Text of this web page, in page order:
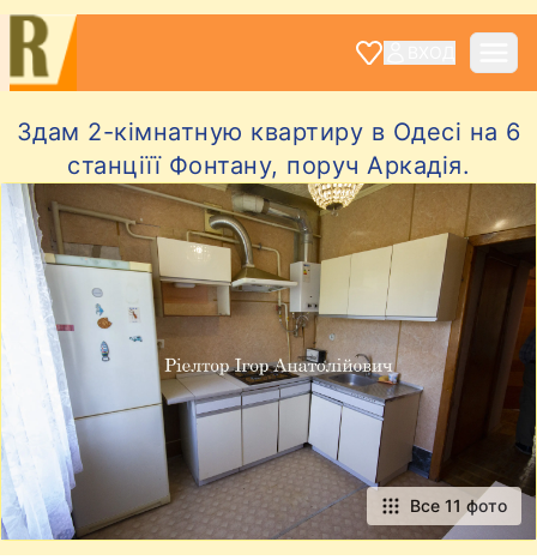
Здам 2-кімнатную квартиру в Одесі на 6
станціїї Фонтану, поруч Аркадія.
Все 11 фото